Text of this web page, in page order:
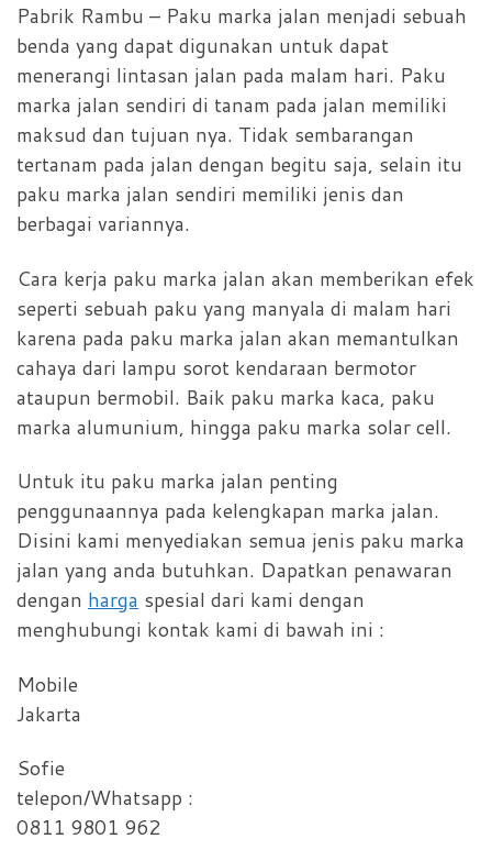
Pabrik Rambu – Paku marka jalan menjadi sebuah
benda yang dapat digunakan untuk dapat
menerangi lintasan jalan pada malam hari. Paku
marka jalan sendiri di tanam pada jalan memiliki
maksud dan tujuan nya. Tidak sembarangan
tertanam pada jalan dengan begitu saja, selain itu
paku marka jalan sendiri memiliki jenis dan
berbagai variannya.
Cara kerja paku marka jalan akan memberikan efek
seperti sebuah paku yang manyala di malam hari
karena pada paku marka jalan akan memantulkan
cahaya dari lampu sorot kendaraan bermotor
ataupun bermobil. Baik paku marka kaca, paku
marka alumunium, hingga paku marka solar cell.
Untuk itu paku marka jalan penting
penggunaannya pada kelengkapan marka jalan.
Disini kami menyediakan semua jenis paku marka
jalan yang anda butuhkan. Dapatkan penawaran
dengan harga spesial dari kami dengan
menghubungi kontak kami di bawah ini :
Mobile
Jakarta
Sofie
telepon/Whatsapp :
0811 9801 962